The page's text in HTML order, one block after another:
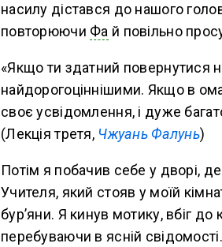
насилу дістався до нашого
повторюючи Фа й повільно
«Якщо ти здатний повернутися
найдорогоціннішими. Якщо в
своє усвідомлення, і дуже
(Лекція третя, Чжуань Фалунь)
Потім я побачив себе у дворі,
Учителя, який стояв у моїй
бур’яни. Я кинув мотику, вбіг
перебуваючи в ясній свідомості.